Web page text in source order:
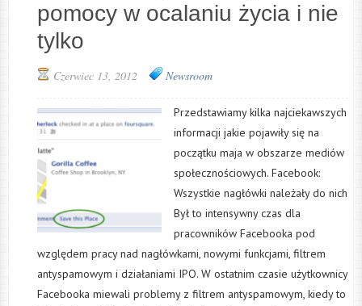
pomocy w ocalaniu życia i nie
tylko
Czerwiec 13, 2012 Newsroom
Przedstawiamy kilka najciekawszych
informacji jakie pojawiły się na
początku maja w obszarze mediów
społecznościowych. Facebook:
Wszystkie nagłówki należały do nich
Był to intensywny czas dla
pracowników Facebooka pod
względem pracy nad nagłówkami, nowymi funkcjami, filtrem
antyspamowym i działaniami IPO. W ostatnim czasie użytkownicy
Facebooka miewali problemy z filtrem antyspamowym, kiedy to